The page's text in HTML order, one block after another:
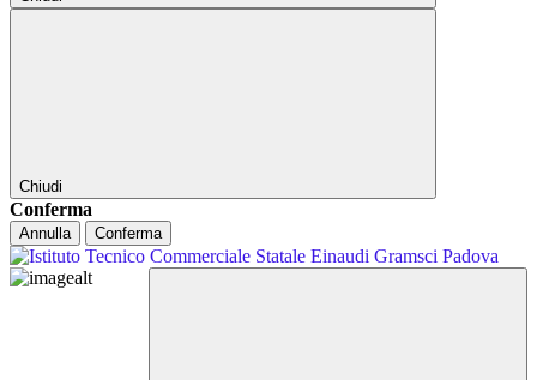
Chiudi
Conferma
Annulla Conferma